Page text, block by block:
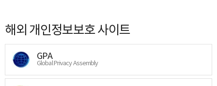
해외 개인정보보호 사이트
GPA
Global Privacy Assembly